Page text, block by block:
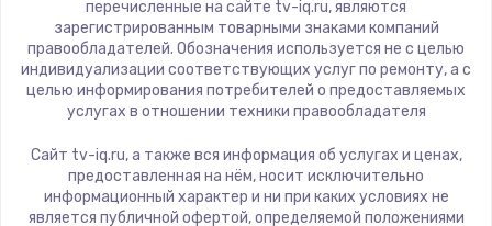
Замена видеочипа
2745 руб.
Заказать
2600 руб.
Заказать
National
iFFALCON
Tuvio
Nord
BenQ
перечисленные на сайте tv-iq.ru, являются
зарегистрированным товарными знаками компаний
правообладателей. Обозначения используется не с целью
индивидуализации соответствующих услуг по ремонту, а с
целью информирования потребителей о предоставляемых
услугах в отношении техники правообладателя
Сайт tv-iq.ru, а также вся информация об услугах и ценах,
предоставленная на нём, носит исключительно
информационный характер и ни при каких условиях не
является публичной офертой, определяемой положениями